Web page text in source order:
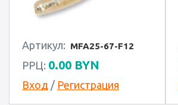
Артикул: MFA25-67-F12
РРЦ: 0.00 BYN
Вход / Регистрация